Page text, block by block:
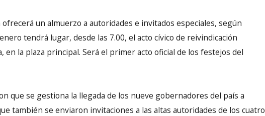
un almuerzo a autoridades e invitados especiales, según
tendrá lugar, desde las 7.00, el acto cívico de reivindicación
en la plaza principal. Será el primer acto oficial de los festejos del
que se gestiona la llegada de los nueve gobernadores del país a
también se enviaron invitaciones a las altas autoridades de los cuatro